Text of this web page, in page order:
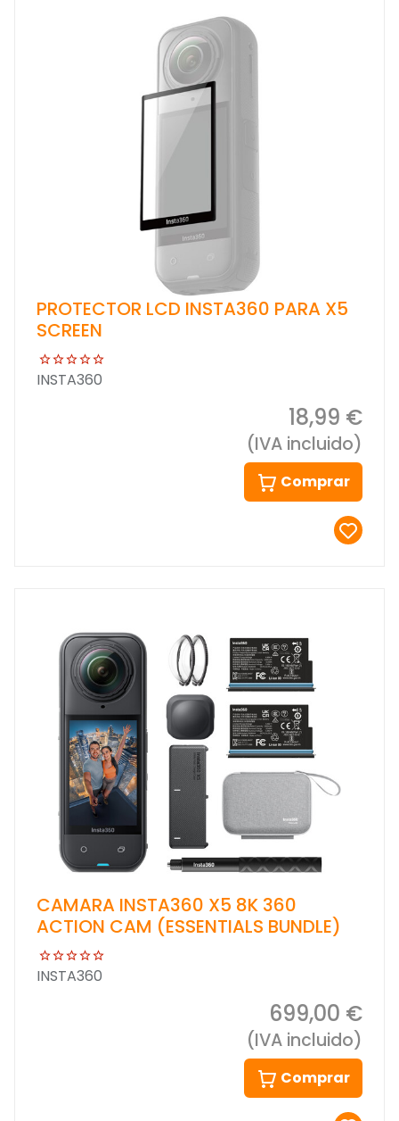
PROTECTOR LCD INSTA360 PARA X5
SCREEN
INSTA360
18,99 €
(IVA incluido)
Comprar
CAMARA INSTA360 X5 8K 360
ACTION CAM (ESSENTIALS BUNDLE)
INSTA360
699,00 €
(IVA incluido)
Comprar